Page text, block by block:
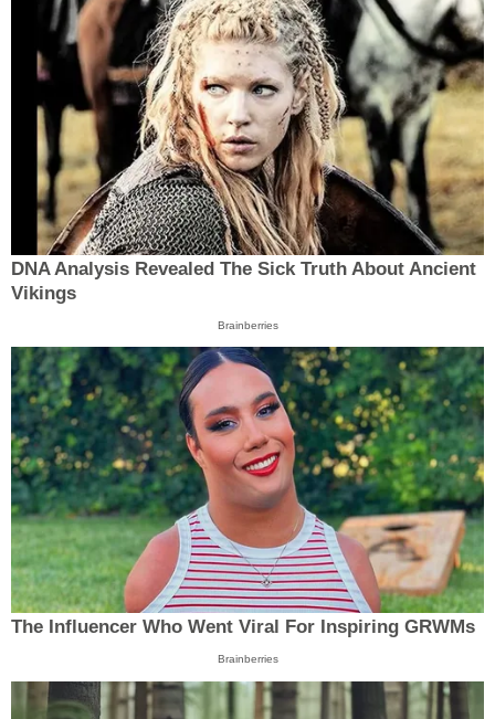
DNA Analysis Revealed The Sick Truth About Ancient
Vikings
Brainberries
The Influencer Who Went Viral For Inspiring GRWMs
Brainberries